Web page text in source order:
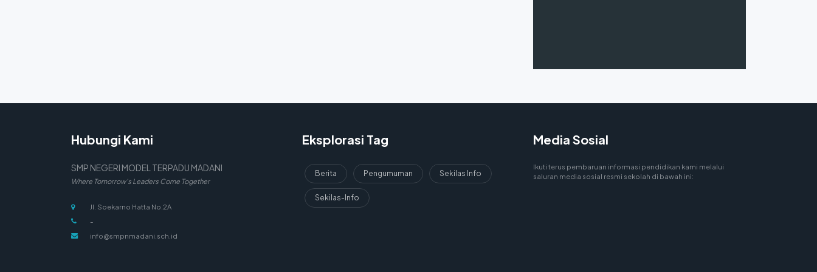
Hubungi Kami
SMP NEGERI MODEL TERPADU MADANI
Where Tomorrow's Leaders Come Together
Jl. Soekarno Hatta No.2A
-
info@smpnmadani.sch.id
Eksplorasi Tag
Berita Pengumuman Sekilas Info
Sekilas-Info
Media Sosial
Ikuti terus pembaruan informasi pendidikan kami melalui
saluran media sosial resmi sekolah di bawah ini: